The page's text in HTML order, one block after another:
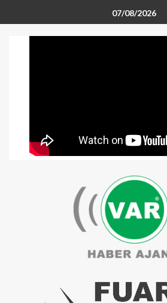
07/08/2026